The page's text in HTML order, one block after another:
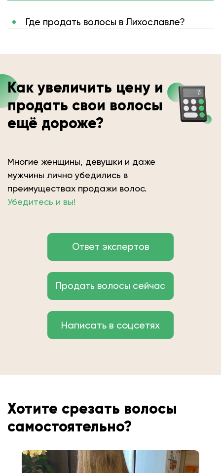
Где продать волосы в Лихославле?
Как увеличить цену и
продать свои волосы
ещё дороже?
Многие женщины, девушки и даже
мужчины лично убедились в
преимуществах продажи волос.
Убедитесь и вы!
Ответ экспертов
Продать волосы сейчас
Написать в соцсетях
Хотите срезать волосы
самостоятельно?